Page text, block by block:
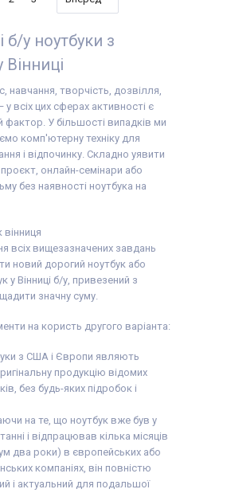
на
дод.
),
Клас: Для навчання
Операційна система:
Windows 11
Комплектація:
Ноутбук, зарядний
пристрій, наклейки на
клавіші (або дод.
опціягравіювання ),
гарантійний талон,
видаткова накладна
Ryzen
6
( -
дод.
б/у ноутбуки з
навчання, творчість, дозвілля,
у всіх цих сферах активності є
фактор. У більшості випадків ми
комп'ютерну техніку для
і відпочинку. Складно уявити
онлайн-семінари або
без наявності ноутбука на
всіх вищезазначених завдань
новий дорогий ноутбук або
у Вінниці б/у, привезений з
значну суму.
на користь другого варіанта:
з США і Європи являють
продукцію відомих
без будь-яких підробок і
на те, що ноутбук вже був у
і відпрацював кілька місяців
два роки) в європейських або
компаніях, він повністю
і актуальний для подальшої